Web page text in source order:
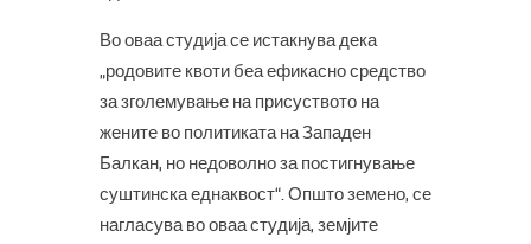
Во оваа студија се истакнува дека
„родовите квоти беа ефикасно средство
за зголемување на присуството на
жените во политиката на Западен
Балкан, но недоволно за постигнување
суштинска еднаквост“. Општо земено, се
нагласува во оваа студија, земјите